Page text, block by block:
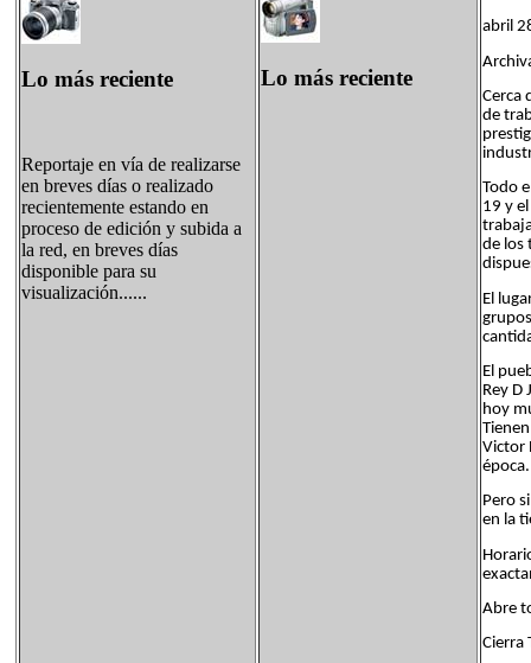
Lo más reciente
Reportaje en vía de realizarse
en breves días o realizado
recientemente estando en
proceso de edición y subida a
la red, en breves días
disponible para su
visualización......
Lo más reciente
abril
Cerca
de
Todo
19 y
de los
El
El
Rey
hoy
Victor
época.
Pero
en la
Abre
Cierra